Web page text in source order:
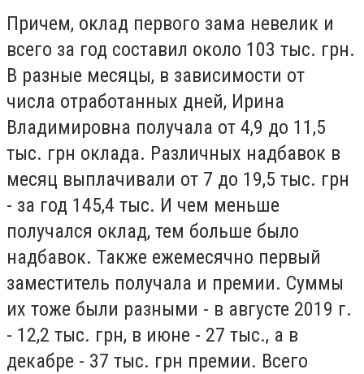
Причем, оклад первого зама невелик и
всего за год составил около 103 тыс. грн.
В разные месяцы, в зависимости от
числа отработанных дней, Ирина
Владимировна получала от 4,9 до 11,5
тыс. грн оклада. Различных надбавок в
месяц выплачивали от 7 до 19,5 тыс. грн
- за год 145,4 тыс. И чем меньше
получался оклад, тем больше было
надбавок. Также ежемесячно первый
заместитель получала и премии. Суммы
их тоже были разными - в августе 2019 г.
- 12,2 тыс. грн, в июне - 27 тыс., а в
декабре - 37 тыс. грн премии. Всего